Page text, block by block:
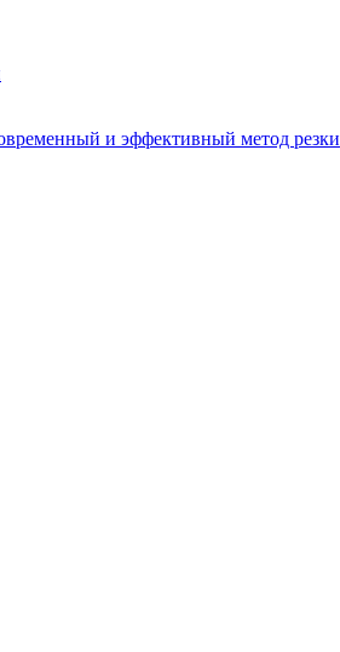
и эффективный метод резки